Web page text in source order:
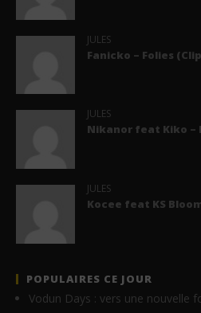
JULES
Fanicko – Folies
JULES
Nikanor feat Kiko –
JULES
Kocee feat KS
POPULAIRES CE JOUR
Vodun Days : vers une nouvelle